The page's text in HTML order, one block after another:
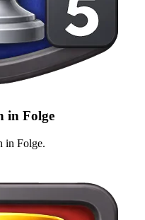
in Folge
in Folge.